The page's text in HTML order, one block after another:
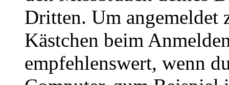
Dritten. Um angemeldet
Kästchen beim
empfehlenswert, wenn